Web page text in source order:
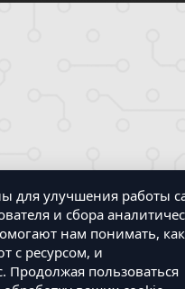
для улучшения работы
и сбора
нам понимать, как
с ресурсом, и
Продолжая пользоваться